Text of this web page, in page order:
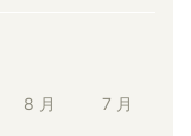
8 月 7 月